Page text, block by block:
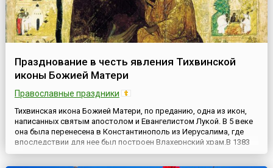
Празднование в честь явления Тихвинской
иконы Божией Матери
Православные праздники
Тихвинская икона Божией Матери, по преданию, одна из икон,
написанных святым апостолом и Евангелистом Лукой. В 5 веке
она была перенесена в Константинополь из Иерусалима, где
впоследствии для нее был построен Влахернский храм.В 1383
году, за 70 лет до взятия турками Константинополя, икона